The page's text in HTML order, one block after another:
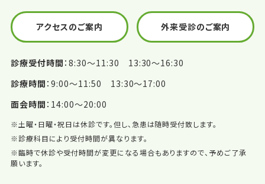
アクセスのご案内 外来受診のご案内
診療受付時間 8:30〜11:30 13:30〜16:30
診療時間 9:00〜11:50 13:30〜17:00
面会時間 14:00〜20:00
※土曜・日曜・祝日は休診です。但し、急患は随時受付致します。
※診療科目により受付時間が異なります。
※臨時で休診や受付時間が変更になる場合もありますので、予めご了承
願います。